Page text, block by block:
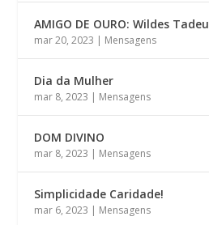
AMIGO DE OURO: Wildes Tadeu
mar 20, 2023 | Mensagens
Dia da Mulher
mar 8, 2023 | Mensagens
DOM DIVINO
mar 8, 2023 | Mensagens
Simplicidade Caridade!
mar 6, 2023 | Mensagens